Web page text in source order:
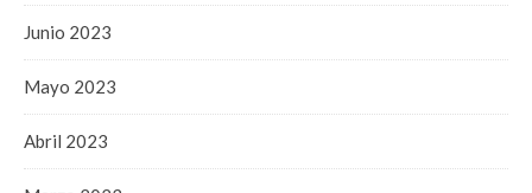
Junio 2023
Mayo 2023
Abril 2023